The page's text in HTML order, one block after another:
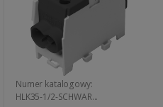
Numer katalogowy:
HLK35-1/2-SCHWAR...